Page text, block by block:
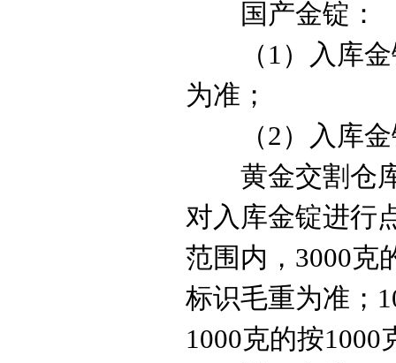
国产金锭：
（ 1 ）入库
为准；
（2 ）入库
黄金交割仓
对入库金锭进行
范围内， 3000克
标识毛重为准；
1000克的按1000